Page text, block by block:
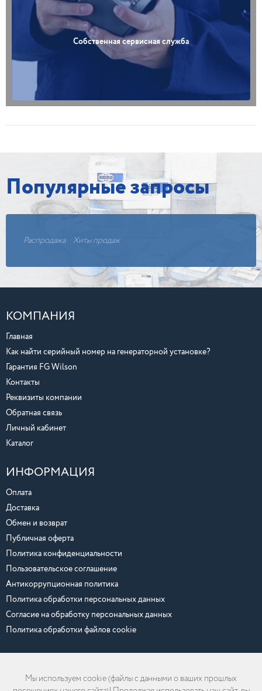
Собственная сервисная служба
Популярные запросы
Распродажа Хиты продаж
КОМПАНИЯ
Главная
Как найти серийный номер на генераторной установке?
Гарантия FG Wilson
Контакты
Реквизиты компании
Обратная связь
Личный кабинет
Каталог
ИНФОРМАЦИЯ
Оплата
Доставка
Обмен и возврат
Публичная оферта
Политика конфиденциальности
Пользовательское соглашение
Антикоррупционная политика
Политика обработки персональных данных
Согласие на обработку персональных данных
Политика обработки файлов cookie
Любая информация, размещенная на сайте, включая тексты, цены и
Мы используем cookie (файлы с данными о ваших прошлых